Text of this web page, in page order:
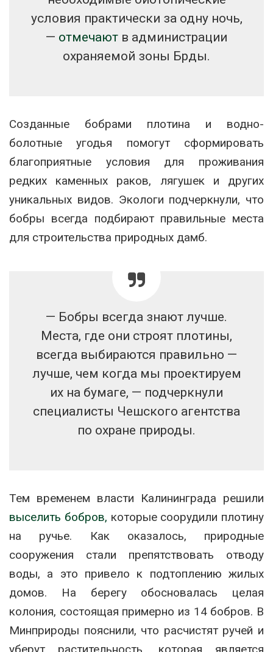
условия практически за одну ночь,
— отмечают в администрации
охраняемой зоны Брды.
Созданные бобрами плотина и водно-
болотные угодья помогут сформировать
благоприятные условия для проживания
редких каменных раков, лягушек и других
уникальных видов. Экологи подчеркнули, что
бобры всегда подбирают правильные места
для строительства природных дамб.
— Бобры всегда знают лучше.
Места, где они строят плотины,
всегда выбираются правильно —
лучше, чем когда мы проектируем
их на бумаге, — подчеркнули
специалисты Чешского агентства
по охране природы.
Тем временем власти Калининграда решили
выселить бобров, которые соорудили плотину
на ручье. Как оказалось, природные
сооружения стали препятствовать отводу
воды, а это привело к подтоплению жилых
домов. На берегу обосновалась целая
колония, состоящая примерно из 14 бобров. В
Минприроды пояснили, что расчистят ручей и